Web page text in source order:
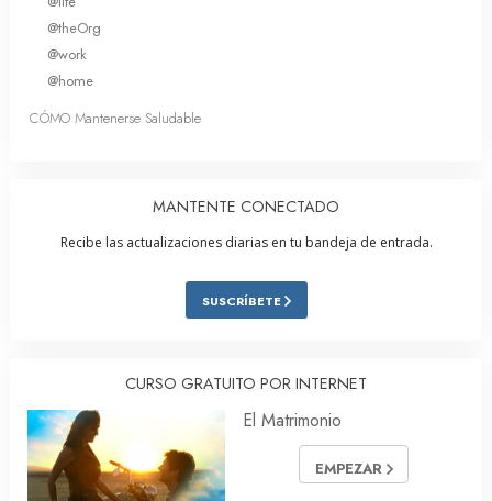
@theOrg
@work
@home
CÓMO Mantenerse Saludable
MANTENTE CONECTADO
Recibe las actualizaciones diarias en tu bandeja de entrada.
SUSCRÍBETE
CURSO GRATUITO POR INTERNET
El Matrimonio
EMPEZAR